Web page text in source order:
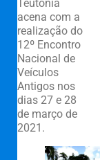
Teutônia
acena com a
realização do
12º Encontro
Nacional de
Veículos
Antigos nos
dias 27 e 28
de março de
2021.